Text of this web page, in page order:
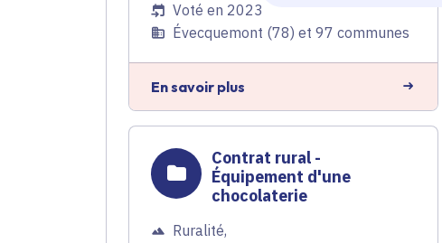
Voté en 2023
Évecquemont (78) et 97 communes
En savoir plus
Contrat rural -
Équipement d'une
chocolaterie
Ruralité,